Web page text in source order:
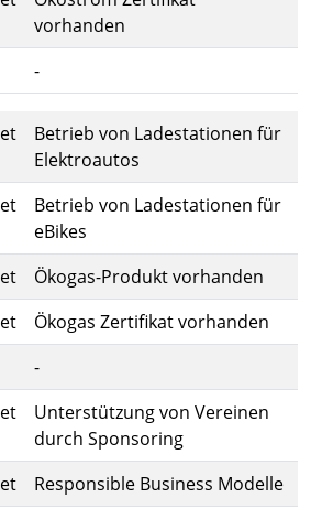
vorhanden
-
Betrieb von Ladestationen für
Elektroautos
Betrieb von Ladestationen für
eBikes
Ökogas-Produkt vorhanden
Ökogas Zertifikat vorhanden
-
Unterstützung von Vereinen
durch Sponsoring
Responsible Business Modelle